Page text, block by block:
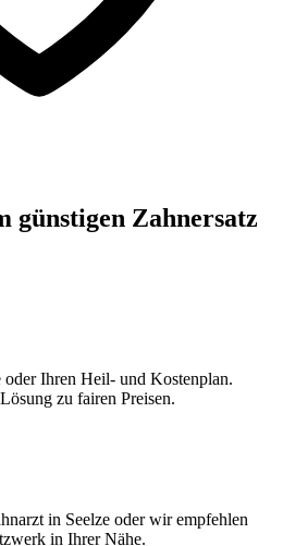
günstigen Zahnersatz
oder Ihren Heil- und Kostenplan.
zu fairen Preisen.
in Seelze oder wir empfehlen
in Ihrer Nähe.